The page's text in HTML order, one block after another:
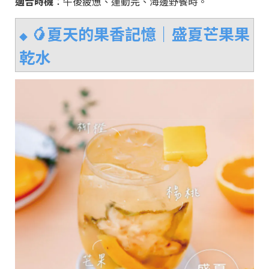
◆🥭夏天的果香記憶｜ 盛夏芒果果
乾水